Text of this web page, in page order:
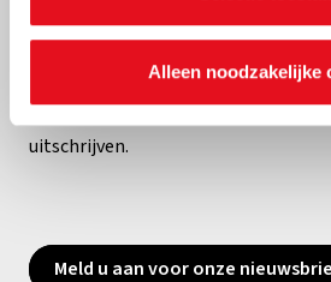
Alleen noodzakelijke
Ontvang onze projecten,
nieuwsberichten rechtstreeks in uw
respecteren uw privacy. U kan op
uitschrijven.
Meld u aan voor onze